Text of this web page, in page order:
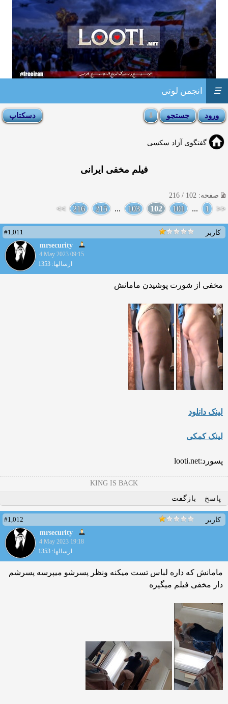
انجمن لوتی ☰
گفتگوی آزاد سکسی
فیلم مخفی ایرانی
صفحه: 102 / 216
<<
1
...
101
102
103
...
215
216
>>
کاربر
#1,011
mrsecurity
4 May 2023 09:15
ارسالها: 1353
مخفی از شورت پوشیدن مامانش
لینک دانلود
لینک کمکی
پسورد:looti.net
KING IS BACK
پاسخ
بازگفت
کاربر
#1,012
mrsecurity
4 May 2023 19:18
ارسالها: 1353
مامانش که داره لباس تست میکنه ونظر پسرشو میپرسه پسرشم
دار مخفی فیلم میگیره